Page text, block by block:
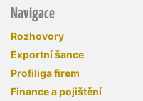
Navigace
Rozhovory
Exportní šance
Profiliga firem
Finance a pojištění